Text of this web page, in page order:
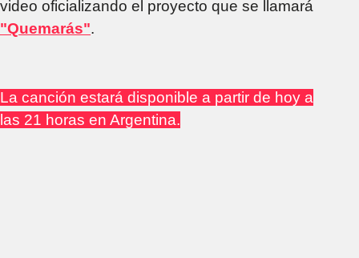
video oficializando el proyecto que se llamará
"Quemarás".
La canción estará disponible a partir de hoy a
las 21 horas en Argentina.